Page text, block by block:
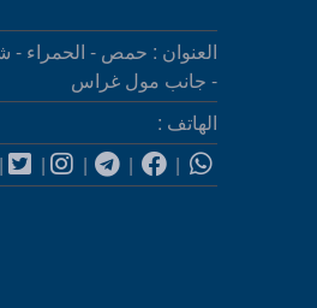
العنوان : حمص - الحمراء -
- جانب مول غراس
الهاتف :
|
|
|
|
|